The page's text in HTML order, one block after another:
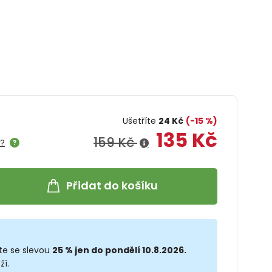
Ušetříte 24 Kč (-15 %)
159 Kč 135 Kč
Přidat do košíku
se slevou 25 % jen do pondělí 10.8.2026.